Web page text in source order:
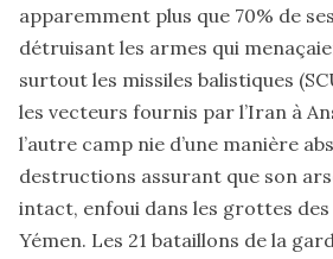
apparemment plus que 70% de
détruisant les armes qui
surtout les missiles balistiques
les vecteurs fournis par l’Iran à
l’autre camp nie d’une manière
destructions assurant que son
intact, enfoui dans les grottes
Yémen. Les 21 bataillons de la